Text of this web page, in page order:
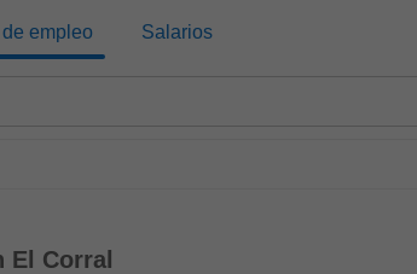
empleo Salarios
El Corral